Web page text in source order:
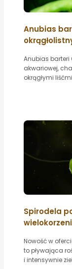
Anubias
Anubias barteri
akwariowej,
okrągłymi
Spirodela
Nowość w
to pływająca
i intensywnie